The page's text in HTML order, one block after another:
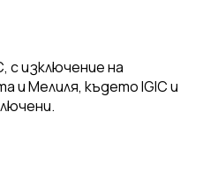
с изключение на
и Мелиля, където IGIC и